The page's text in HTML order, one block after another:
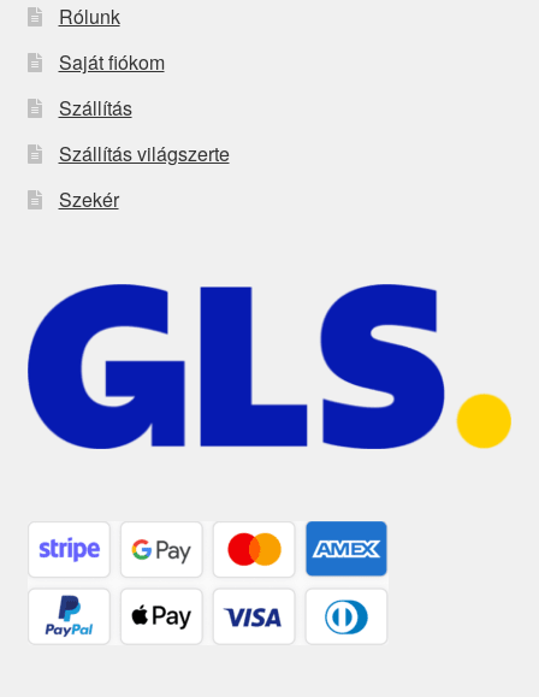
Rólunk
Saját fiókom
Szállítás
Szállítás világszerte
Szekér